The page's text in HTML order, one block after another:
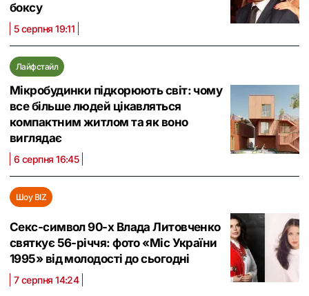
боксу
5 серпня 19:11
Лайфстайл
Мікробудинки підкорюють світ: чому
все більше людей цікавляться
компактним житлом та як воно
виглядає
6 серпня 16:45
Шоу BIZ
Секс-символ 90-х Влада Литовченко
святкує 56-річчя: фото «Міс України
1995» від молодості до сьогодні
7 серпня 14:24